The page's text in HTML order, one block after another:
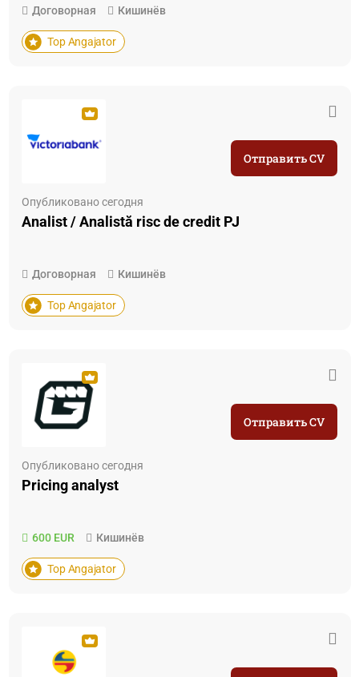
Договорная Кишинёв
Top Angajator
Опубликовано сегодня
Analist / Analistă risc de credit PJ
Договорная Кишинёв
Top Angajator
Отправить CV
Опубликовано сегодня
Pricing analyst
600 EUR Кишинёв
Top Angajator
Отправить CV